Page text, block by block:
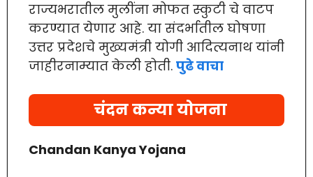
राज्यभरातील मुलींना मोफत स्कुटी चे वाटप
करण्यात येणार आहे. या संदर्भातील घोषणा
उत्तर प्रदेशचे मुख्यमंत्री योगी आदित्यनाथ यांनी
जाहीरनाम्यात केली होती. पुढे वाचा
चंदन कन्या योजना
Chandan Kanya Yojana